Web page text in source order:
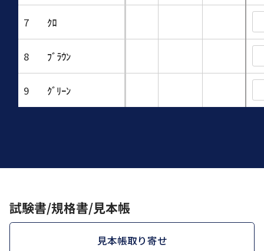
7 ｸﾛ
8 ﾌﾞﾗｳﾝ
9 ｸﾞﾘｰﾝ
試験書/規格書/見本帳
見本帳取り寄せ